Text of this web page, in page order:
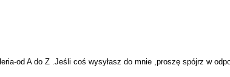
od A do Z .Jeśli coś wysyłasz do mnie ,proszę spójrz w